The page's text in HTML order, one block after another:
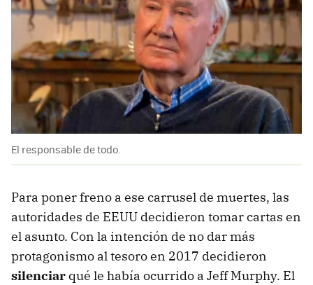
El responsable de todo.
Para poner freno a ese carrusel de muertes, las
autoridades de EEUU decidieron tomar cartas en
el asunto. Con la intención de no dar más
protagonismo al tesoro en 2017 decidieron
silenciar qué le había ocurrido a Jeff Murphy. El